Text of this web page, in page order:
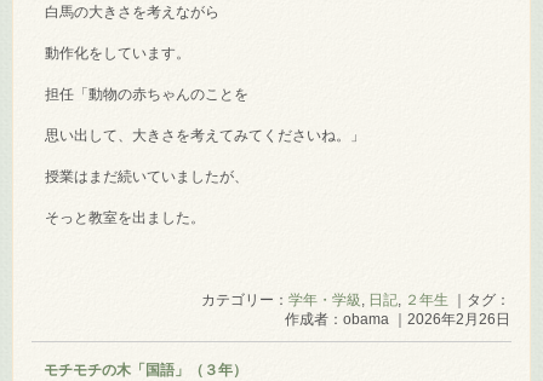
白馬の大きさを考えながら
動作化をしています。
担任「動物の赤ちゃんのことを
思い出して、大きさを考えてみてくださいね。」
授業はまだ続いていましたが、
そっと教室を出ました。
カテゴリー： 学年・学級 日記, ２年生 ｜タグ：
作成者：obama ｜2026年2月26日
モチモチの木「国語」（３年）